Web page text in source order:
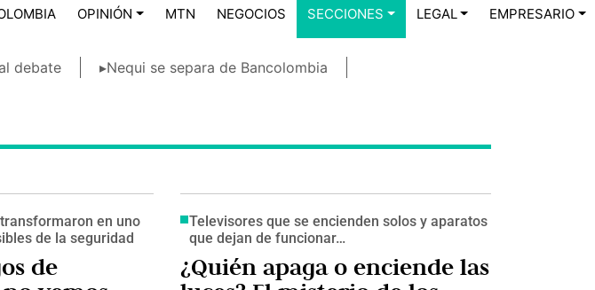
OPINIÓN MTN NEGOCIOS SECCIONES LEGAL EMPRESARIO
debate
▸Nequi se separa de Bancolombia
en uno
de la seguridad
de
Televisores que se encienden solos y aparatos
que dejan de funcionar…
¿Quién apaga o enciende las